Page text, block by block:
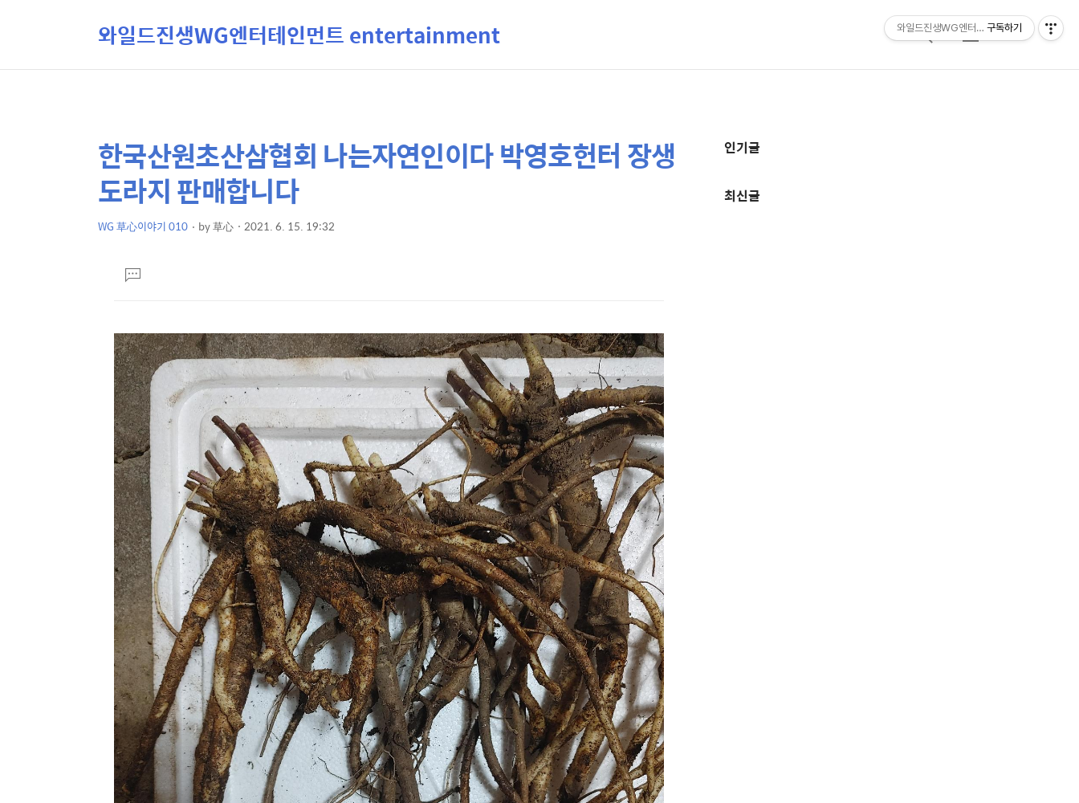
와일드진생WG엔터테인먼트 entertainment
검
메
상
세
컨
텐
본
문
제
한국산원초산삼협회 나는자연인이다 박영호헌터 장생
도라지 판매합니다
WG 草心이야기 010 by草心 2021. 6. 15. 19:32
댓
글
추
정
인기글
최신글
와일드진생WG엔터테인먼트
구독하기